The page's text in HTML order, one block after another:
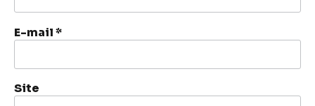
E-mail*
Site